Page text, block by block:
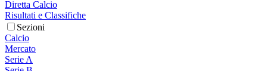
Diretta Calcio
Risultati e Classifiche
Sezioni
Calcio
Mercato
Serie A